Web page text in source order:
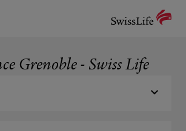
Grenoble - Swiss Life